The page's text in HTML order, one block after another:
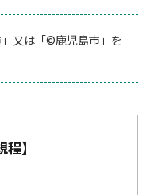
又は「©鹿児島市」を
】